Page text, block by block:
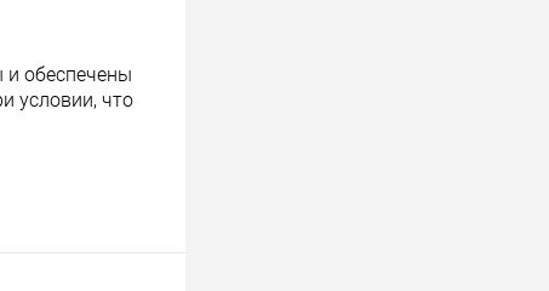
обеспечены
условии, что